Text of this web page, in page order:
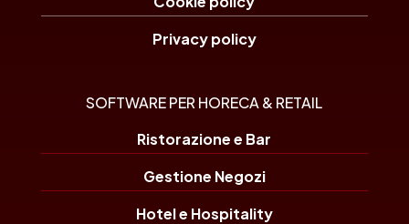
Privacy policy
SOFTWARE PER HORECA & RETAIL
Ristorazione e Bar
Gestione Negozi
Hotel e Hospitality